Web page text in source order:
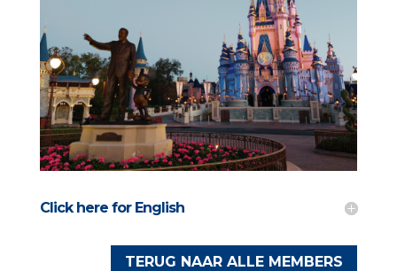
Click here for English
TERUG NAAR ALLE MEMBERS